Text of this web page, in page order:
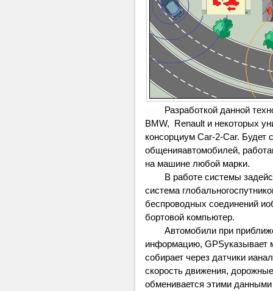
Разработкой данной
BMW, Renault и некоторых
консорциум Car-2-Car. Будет
общенияавтомобилей,
на машине любой марки.
В работе системы
система
беспроводных соединений
бортовой компьютер.
Автомобили при
информацию, GPSуказывает
собирает через датчики
скорость движения,
обменивается этими